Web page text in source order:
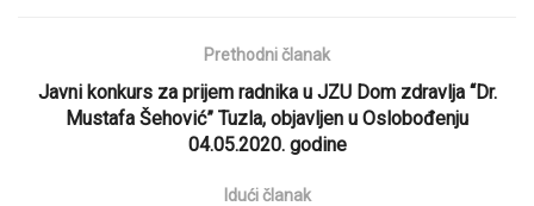
Prethodni članak
Javni konkurs za prijem radnika u JZU Dom zdravlja “Dr.
Mustafa Šehović” Tuzla, objavljen u Oslobođenju
04.05.2020. godine
Idući članak